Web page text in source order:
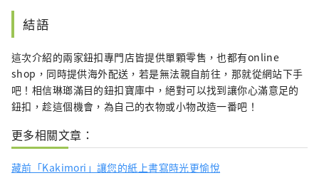
結語
這次介紹的兩家鈕扣專門店皆提供單顆零售，也都有online
shop，同時提供海外配送，若是無法親自前往，那就從網站下手
吧！相信琳瑯滿目的鈕扣寶庫中，絕對可以找到讓你心滿意足的
鈕扣，趁這個機會，為自己的衣物或小物改造一番吧！
更多相關文章：
藏前「Kakimori」讓您的紙上書寫時光更愉悅